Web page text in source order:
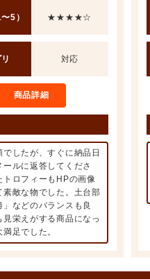
5） ★★★★☆
対応
商品詳細
でしたが、すぐに納品日
ールに返答してくださ
トロフィーもHPの画像
素敵な物でした。土台部
」などのバランスも良
見栄えがする商品になっ
足でした。